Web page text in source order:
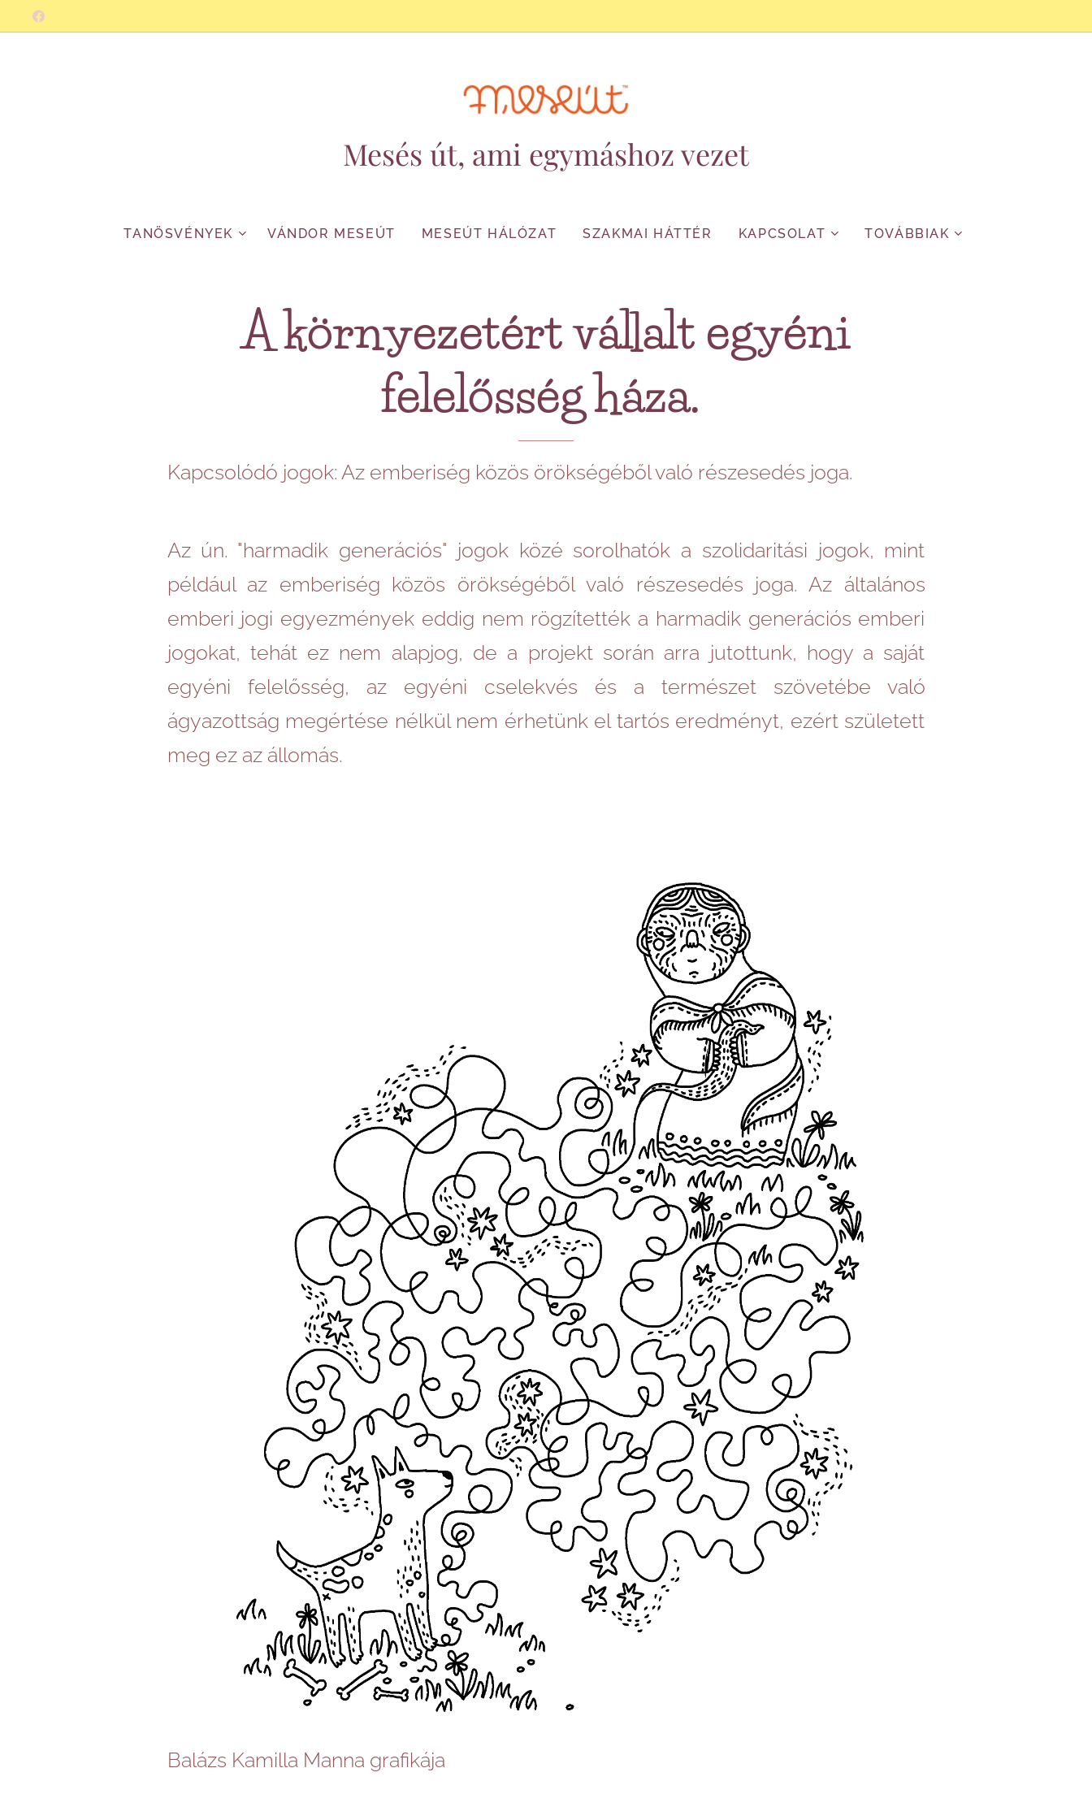
Mesés út, ami egymáshoz vezet
TANÖSVÉNYEK VÁNDOR MESEÚT MESEÚT HÁLÓZAT SZAKMAI HÁTTÉR KAPCSOLAT TOVÁBBIAK
A környezetért vállalt egyéni
felelősség háza.
Kapcsolódó jogok: Az emberiség közös örökségéből való részesedés joga.
Az ún. "harmadik generációs" jogok közé sorolhatók a szolidaritási jogok, mint
például az emberiség közös örökségéből való részesedés joga. Az általános
emberi jogi egyezmények eddig nem rögzítették a harmadik generációs emberi
jogokat, tehát ez nem alapjog, de a projekt során arra jutottunk, hogy a saját
egyéni felelősség, az egyéni cselekvés és a természet szövetébe való
ágyazottság megértése nélkül nem érhetünk el tartós eredményt, ezért született
meg ez az állomás.
Balázs Kamilla Manna grafikája